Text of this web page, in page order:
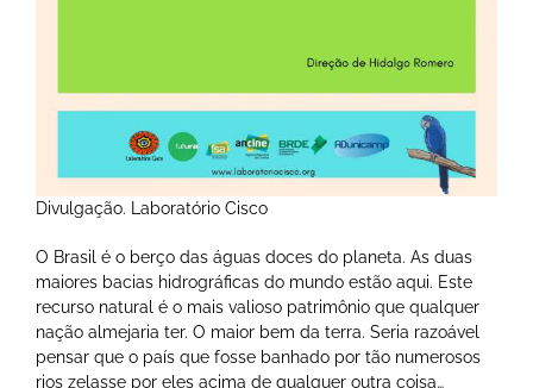
Divulgação. Laboratório Cisco
O Brasil é o berço das águas doces do planeta. As duas
maiores bacias hidrográficas do mundo estão aqui. Este
recurso natural é o mais valioso patrimônio que qualquer
nação almejaria ter. O maior bem da terra. Seria razoável
pensar que o país que fosse banhado por tão numerosos
rios zelasse por eles acima de qualquer outra coisa…